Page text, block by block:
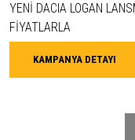
YENİ DACIA LOGAN
FİYATLARLA
KAMPANYA DETAYI